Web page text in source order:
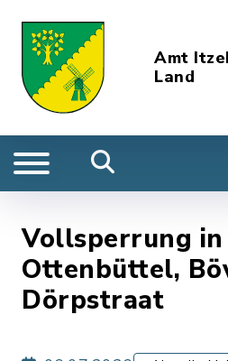
Amt
Land
Vollsperrung in
Ottenbüttel,
Dörpstraat